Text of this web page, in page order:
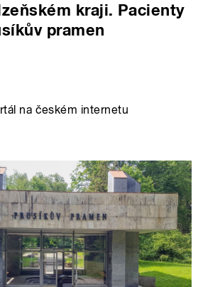
kraji. Pacienty
pramen
na českém internetu